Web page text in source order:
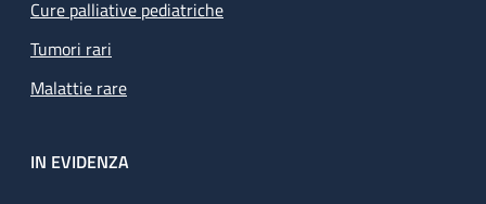
Cure palliative pediatriche
Tumori rari
Malattie rare
IN EVIDENZA